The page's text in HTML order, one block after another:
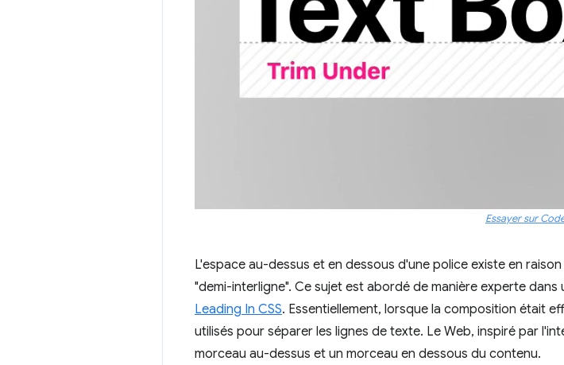
Essayer sur
L'espace au-dessus et en dessous d'une police existe en
"demi-interligne". Ce sujet est abordé de manière experte dans
Leading In CSS. Essentiellement, lorsque la composition était
utilisés pour séparer les lignes de texte. Le Web, inspiré par
morceau au-dessus et un morceau en dessous du contenu.